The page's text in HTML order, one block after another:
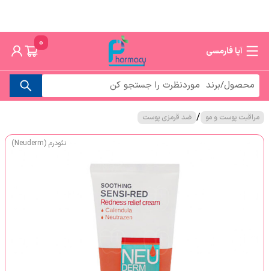
آپا فارمسی
0
مراقبت پوست و مو / ضد قرمزی پوست
نئودرم (Neuderm)